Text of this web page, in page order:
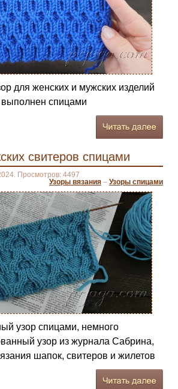
для женских и мужских изделий
выполнен спицами
свитеров спицами
Просмотров: 4497
Узоры вязания – Узоры спицами
узор спицами, немного
узор из журнала Сабрина,
шапок, свитеров и жилетов